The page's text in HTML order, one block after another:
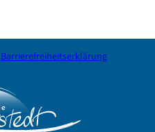
Barrierefreiheitserklärung